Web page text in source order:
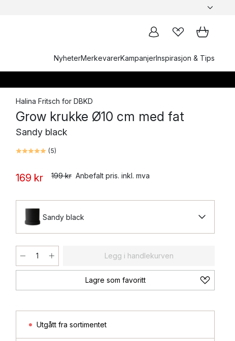
NyheterMerkevarerKampanjerInspirasjon & Tips
Halina Fritsch for DBKD
Grow krukke Ø10 cm med fat
Sandy black
(5)
169 kr 199 kr Anbefalt pris. inkl. mva
Sandy black
Legg i handlekurven
Lagre som favoritt
Utgått fra sortimentet